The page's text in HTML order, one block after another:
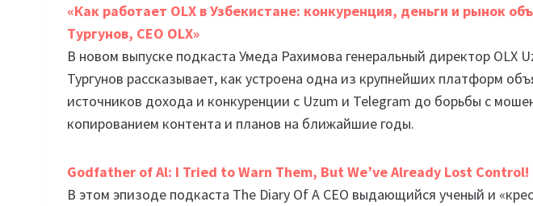
«Как работает OLX в Узбекистане: конкуренция, деньги и рынок
Тургунов, CEO OLX»
В новом выпуске подкаста Умеда Рахимова генеральный директор OLX
Тургунов рассказывает, как устроена одна из крупнейших платформ
источников дохода и конкуренции с Uzum и Telegram до борьбы с
копированием контента и планов на ближайшие годы.
Godfather of Al: I Tried to Warn Them, But We’ve Already Lost
В этом эпизоде подкаста The Diary Of A CEO выдающийся ученый и